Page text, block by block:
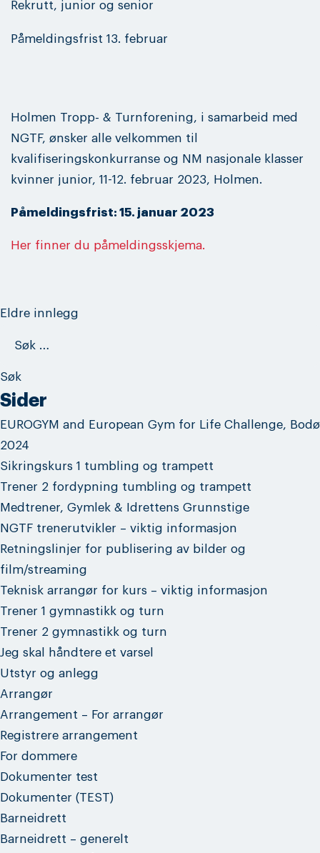
Rekrutt, junior og senior
Påmeldingsfrist 13. februar
Holmen Tropp- & Turnforening, i samarbeid med
NGTF, ønsker alle velkommen til
kvalifiseringskonkurranse og NM nasjonale klasser
kvinner junior, 11-12. februar 2023, Holmen.
Påmeldingsfrist: 15. januar 2023
Her finner du påmeldingsskjema.
Innleggnavigasjon
Eldre innlegg
etter:
Sider
EUROGYM and European Gym for Life Challenge, Bodø
2024
Sikringskurs 1 tumbling og trampett
Trener 2 fordypning tumbling og trampett
Medtrener, Gymlek & Idrettens Grunnstige
NGTF trenerutvikler – viktig informasjon
Retningslinjer for publisering av bilder og
film/streaming
Teknisk arrangør for kurs – viktig informasjon
Trener 1 gymnastikk og turn
Trener 2 gymnastikk og turn
Jeg skal håndtere et varsel
Utstyr og anlegg
Arrangør
Arrangement – For arrangør
Registrere arrangement
For dommere
Dokumenter test
Dokumenter (TEST)
Barneidrett
Barneidrett – generelt